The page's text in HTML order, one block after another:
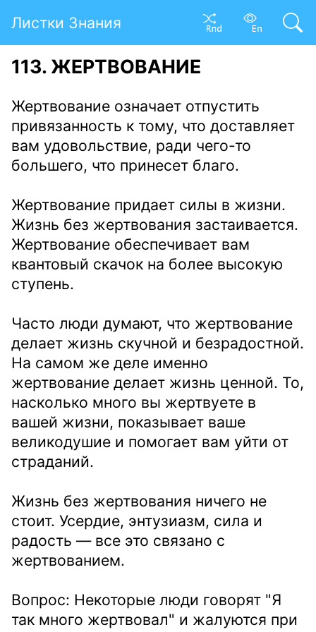
Листки Знания
113. ЖЕРТВОВАНИЕ
Жертвование означает отпустить
привязанность к тому, что доставляет
вам удовольствие, ради чего-то
большего, что принесет благо.
Жертвование придает силы в жизни.
Жизнь без жертвования застаивается.
Жертвование обеспечивает вам
квантовый скачок на более высокую
ступень.
Часто люди думают, что жертвование
делает жизнь скучной и безрадостной.
На самом же деле именно
жертвование делает жизнь ценной. То,
насколько много вы жертвуете в
вашей жизни, показывает ваше
великодушие и помогает вам уйти от
страданий.
Жизнь без жертвования ничего не
стоит. Усердие, энтузиазм, сила и
радость — все это связано с
жертвованием.
Вопрос: Некоторые люди говорят "Я
так много жертвовал" и жалуются при